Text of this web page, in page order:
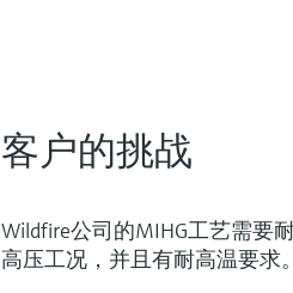
客户的挑战
Wildfire公司的MIHG工艺需要
高压工况，并且有耐高温要求。